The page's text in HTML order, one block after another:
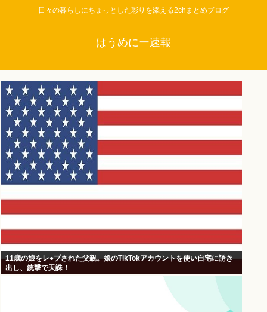
日々の暮らしにちょっとした彩りを添える2chまとめブログ
はうめにー速報
11歳の娘をレ●プされた父親。娘のTikTokアカウントを使い自宅に誘き
出し、銃撃で天誅！